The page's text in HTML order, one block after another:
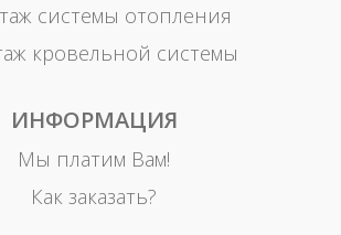
системы отопления
кровельной системы
ИНФОРМАЦИЯ
Мы платим Вам!
Как заказать?